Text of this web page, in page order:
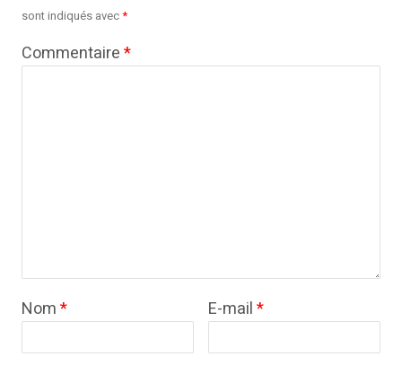
sont indiqués avec*
Commentaire*
Nom* E-mail*